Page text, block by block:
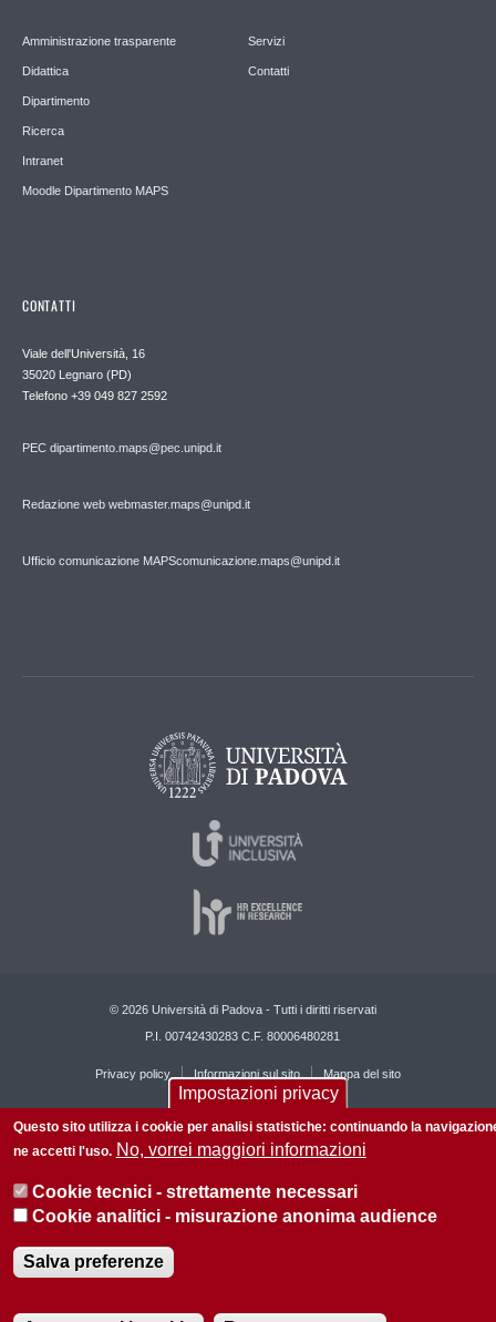
Amministrazione trasparente
Didattica
Dipartimento
Ricerca
Intranet
Moodle Dipartimento MAPS
Servizi
Contatti
CONTATTI
Viale dell'Università, 16
35020 Legnaro (PD)
Telefono +39 049 827 2592
PEC dipartimento.maps@pec.unipd.it
Redazione web webmaster.maps@unipd.it
Ufficio comunicazione MAPScomunicazione.maps@unipd.it
© 2026 Università di Padova - Tutti i diritti riservati
P.I. 00742430283 C.F. 80006480281
Privacy policy Informazioni sul sito Mappa del sito
Impostazioni privacy
Questo sito utilizza i cookie per analisi statistiche: continuando la
ne accetti l'uso. No, vorrei maggiori informazioni
Cookie tecnici - strettamente necessari
Cookie analitici - misurazione anonima audience
Salva preferenze